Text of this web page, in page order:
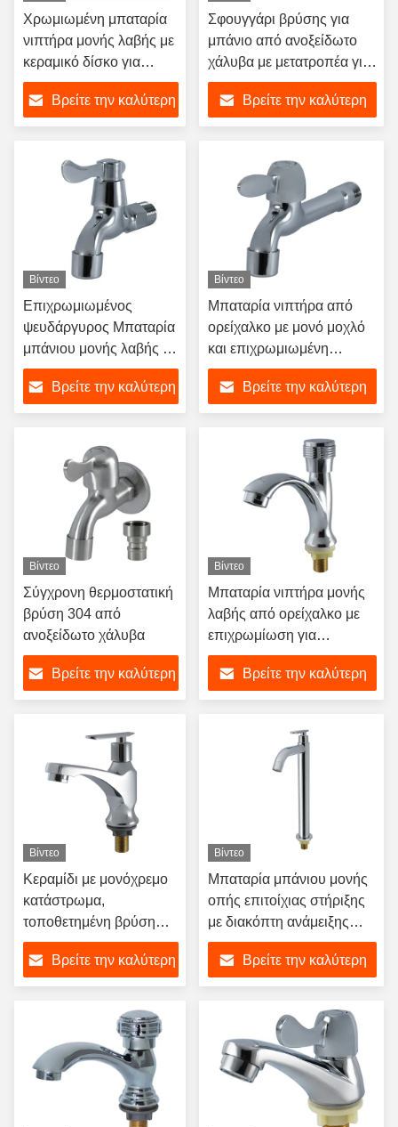
Χρωμιωμένη μπαταρία
νιπτήρα μονής λαβής με
κεραμικό δίσκο για
μπάνιο κτιρίου γραφείων
Βρείτε την καλύτερη
Σφουγγάρι βρύσης για
μπάνιο από ανοξείδωτο
χάλυβα με μετατροπέα για
το τείχος του νεροχύτη της
κουζίναςΒρείτε την καλύτερη
Βίντεο
Επιχρωμιωμένος
ψευδάργυρος Μπαταρία
μπάνιου μονής λαβής με
κεραμικό φυσίγγιο και
επιτοίχια εγκατάσταση
Βρείτε την καλύτερη
Βίντεο
Μπαταρία νιπτήρα από
ορείχαλκο με μονό μοχλό
και επιχρωμιωμένη
επιφάνεια για μπάνιο με
ζεστό και κρύο νερό
Βρείτε την καλύτερη
Βίντεο
Σύγχρονη θερμοστατική
βρύση 304 από
ανοξείδωτο χάλυβα
Βρείτε την καλύτερη
Βίντεο
Μπαταρία νιπτήρα μονής
λαβής από ορείχαλκο με
επιχρωμίωση για
μοντέρνα μπάνια
Βρείτε την καλύτερη
Βίντεο
Κεραμίδι με μονόχρεμο
κατάστρωμα,
τοποθετημένη βρύση
λεκάνης με γυαλισμένο
φινίρισμα για μπάνιο
Βρείτε την καλύτερη
Βίντεο
Μπαταρία μπάνιου μονής
οπής επιτοίχιας στήριξης
με διακόπτη ανάμειξης
νεροχύτη
Βρείτε την καλύτερη